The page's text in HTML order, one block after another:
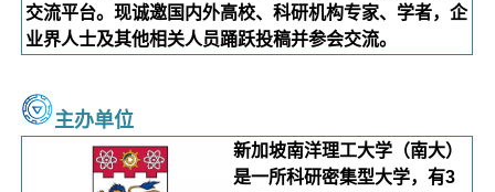
交流平台。现诚邀国内外高校、科研机构专家、学者，企
业界人士及其他相关人员踊跃投稿并参会交流。
主办单位
新加坡南洋理工大学（南大）
是一所科研密集型大学，有3